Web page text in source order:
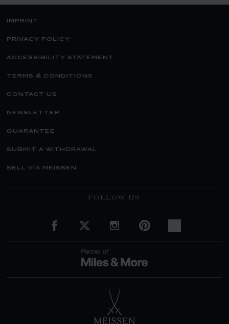
imprint
privacy policy
accessibility statement
terms & conditions
contact us
newsletter
guarantee
submit a withdrawal
sell via meissen
FOLLOW US